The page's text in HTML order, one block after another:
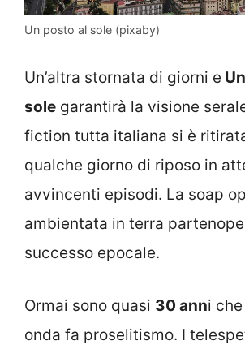
Un posto al sole (pixaby)
Un’altra stornata di giorni e
sole garantirà la visione
fiction tutta italiana si è
qualche giorno di riposo in
avvincenti episodi. La soap
ambientata in terra
successo epocale.
Ormai sono quasi 30 anni
onda fa proselitismo. I